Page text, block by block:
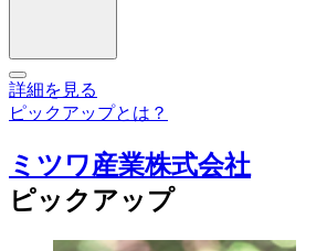
詳細を見る
ピックアップとは？
ミツワ産業株式会社
ピックアップ